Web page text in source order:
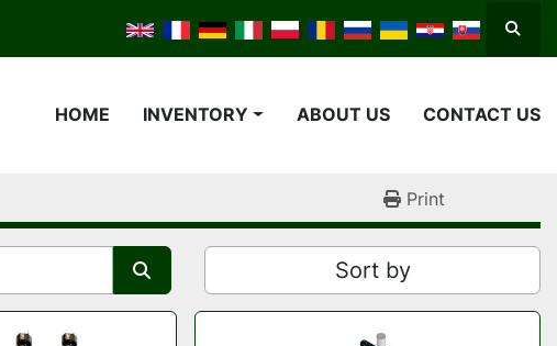
HOME INVENTORY ABOUT US CONTACT US
Print
Sort by